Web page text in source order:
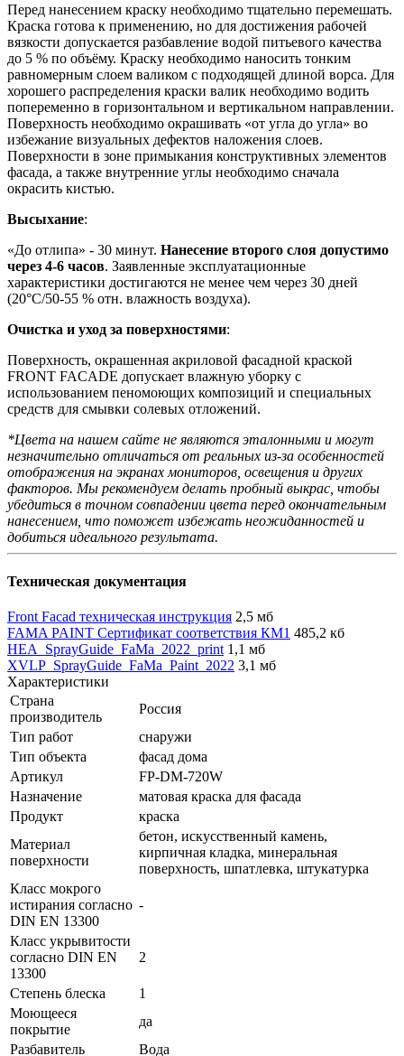
Перед нанесением краску необходимо тщательно перемешать.
Краска готова к применению, но для достижения рабочей
вязкости допускается разбавление водой питьевого качества
до 5 % по объёму. Краску необходимо наносить тонким
равномерным слоем валиком с подходящей длиной ворса. Для
хорошего распределения краски валик необходимо водить
попеременно в горизонтальном и вертикальном направлении.
Поверхность необходимо окрашивать «от угла до угла» во
избежание визуальных дефектов наложения слоев.
Поверхности в зоне примыкания конструктивных элементов
фасада, а также внутренние углы необходимо сначала
окрасить кистью.
Высыхание:
«До отлипа» - 30 минут. Нанесение второго слоя допустимо
через 4-6 часов. Заявленные эксплуатационные
характеристики достигаются не менее чем через 30 дней
(20°C/50-55 % отн. влажность воздуха).
Очистка и уход за поверхностями:
Поверхность, окрашенная акриловой фасадной краской
FRONT FACADE допускает влажную уборку с
использованием пеномоющих композиций и специальных
средств для смывки солевых отложений.
*Цвета на нашем сайте не являются эталонными и могут
незначительно отличаться от реальных из-за особенностей
отображения на экранах мониторов, освещения и других
факторов. Мы рекомендуем делать пробный выкрас, чтобы
убедиться в точном совпадении цвета перед окончательным
нанесением, что поможет избежать неожиданностей и
добиться идеального результата.
Техническая документация
Front Facad техническая инструкция 2,5 мб
FAMA PAINT Сертификат соответствия КМ1 485,2 кб
HEA_SprayGuide_FaMa_2022_print 1,1 мб
XVLP_SprayGuide_FaMa_Paint_2022 3,1 мб
Характеристики
Страна
производитель
Россия
Тип работ
снаружи
Тип объекта
фасад дома
Артикул
FP-DM-720W
Назначение
матовая краска для фасада
Продукт
краска
Материал
поверхности
бетон, искусственный камень,
кирпичная кладка, минеральная
поверхность, шпатлевка, штукатурка
Класс мокрого
истирания согласно
DIN EN 13300
-
Класс укрывитости
согласно DIN EN
13300
2
Степень блеска
1
Моющееся
покрытие
да
Разбавитель
Вода